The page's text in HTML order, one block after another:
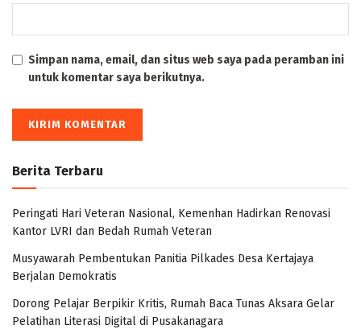
Simpan nama, email, dan situs web saya pada peramban ini
untuk komentar saya berikutnya.
Berita Terbaru
Peringati Hari Veteran Nasional, Kemenhan Hadirkan Renovasi
Kantor LVRI dan Bedah Rumah Veteran
Musyawarah Pembentukan Panitia Pilkades Desa Kertajaya
Berjalan Demokratis
Dorong Pelajar Berpikir Kritis, Rumah Baca Tunas Aksara Gelar
Pelatihan Literasi Digital di Pusakanagara